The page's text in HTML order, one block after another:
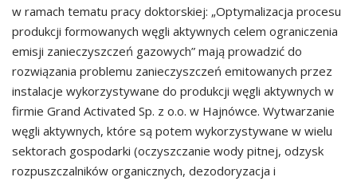
w ramach tematu pracy doktorskiej: „Optymalizacja procesu
produkcji formowanych węgli aktywnych celem ograniczenia
emisji zanieczyszczeń gazowych” mają prowadzić do
rozwiązania problemu zanieczyszczeń emitowanych przez
instalacje wykorzystywane do produkcji węgli aktywnych w
firmie Grand Activated Sp. z o.o. w Hajnówce. Wytwarzanie
węgli aktywnych, które są potem wykorzystywane w wielu
sektorach gospodarki (oczyszczanie wody pitnej, odzysk
rozpuszczalników organicznych, dezodoryzacja i